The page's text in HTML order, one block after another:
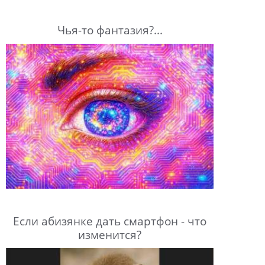
Чья-то фантазия?...
Если абизянке дать смартфон - что
изменится?